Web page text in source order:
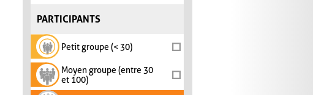
PARTICIPANTS
Petit groupe (< 30)
Moyen groupe (entre 30
et 100)